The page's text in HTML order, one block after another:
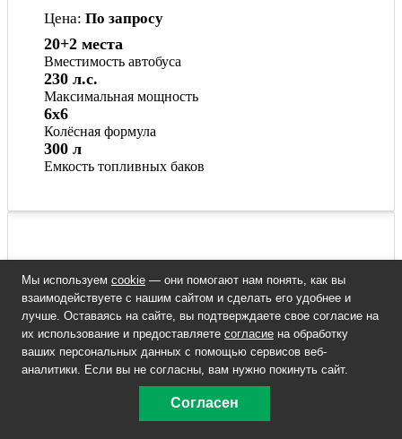
Цена: По запросу
Вместимость автобуса
20+2 места
Максимальная мощность
230 л.с.
Колёсная формула
6x6
Емкость топливных баков
300 л
Мы используем cookie — они помогают нам понять, как вы
взаимодействуете с нашим сайтом и сделать его удобнее и
лучше. Оставаясь на сайте, вы подтверждаете свое согласие на
их использование и предоставляете согласие на обработку
ваших персональных данных с помощью сервисов веб-
аналитики. Если вы не согласны, вам нужно покинуть сайт.
Согласен